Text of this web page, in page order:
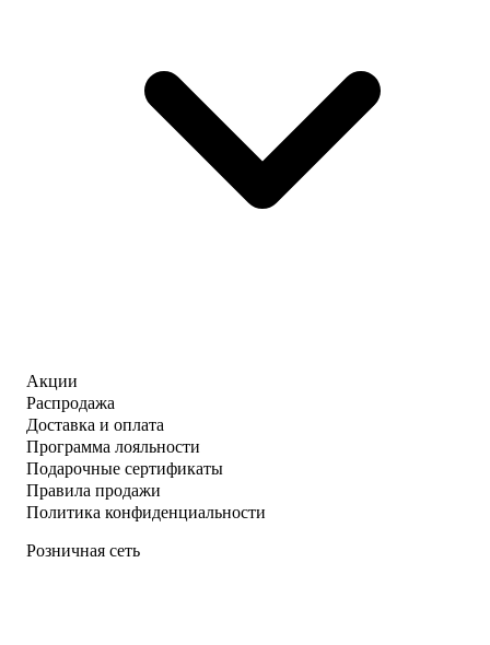
Акции
Распродажа
Доставка и оплата
Программа лояльности
Подарочные сертификаты
Правила продажи
Политика конфиденциальности
Розничная сеть